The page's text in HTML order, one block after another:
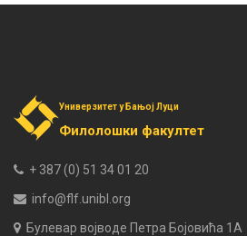
Универзитет у Бањој Луци
Филолошки факултет
+ 387 (0) 51 34 01 20
info@flf.unibl.org
Булевар војводе Петра Бојовића 1А